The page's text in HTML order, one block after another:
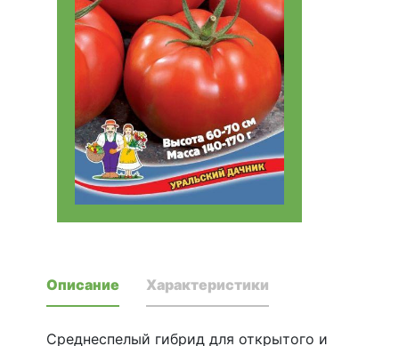
Описание Характеристики
Среднеспелый гибрид для открытого и